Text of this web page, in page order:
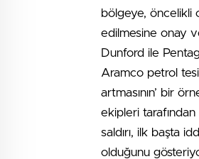
bölgeye, öncelikli
edilmesine onay
Dunford ile
Aramco petrol
artmasının’ bir
ekipleri tarafından
saldırı, ilk başta
olduğunu